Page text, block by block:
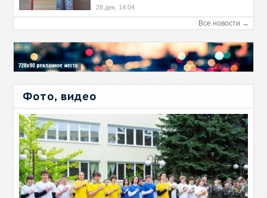
28 дек, 14:04
Все новости →
Фото, видео